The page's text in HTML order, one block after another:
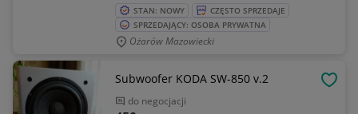
STAN: NOWY
CZĘSTO SPRZEDAJE
SPRZEDAJĄCY: OSOBA PRYWATNA
Ożarów Mazowiecki
Subwoofer KODA SW-850 v.2
do negocjacji